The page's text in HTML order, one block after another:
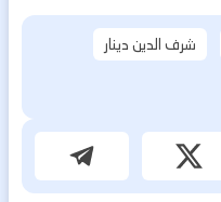
شرف الدين دينار